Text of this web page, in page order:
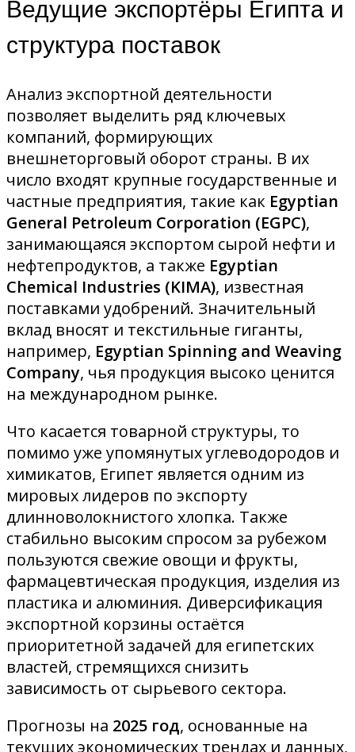
Ведущие экспортёры Египта и
структура поставок
Анализ экспортной деятельности
позволяет выделить ряд ключевых
компаний, формирующих
внешнеторговый оборот страны. В их
число входят крупные государственные и
частные предприятия, такие как Egyptian
General Petroleum Corporation (EGPC),
занимающаяся экспортом сырой нефти и
нефтепродуктов, а также Egyptian
Chemical Industries (KIMA), известная
поставками удобрений. Значительный
вклад вносят и текстильные гиганты,
например, Egyptian Spinning and Weaving
Company, чья продукция высоко ценится
на международном рынке.
Что касается товарной структуры, то
помимо уже упомянутых углеводородов и
химикатов, Египет является одним из
мировых лидеров по экспорту
длинноволокнистого хлопка. Также
стабильно высоким спросом за рубежом
пользуются свежие овощи и фрукты,
фармацевтическая продукция, изделия из
пластика и алюминия. Диверсификация
экспортной корзины остаётся
приоритетной задачей для египетских
властей, стремящихся снизить
зависимость от сырьевого сектора.
Прогнозы на 2025 год, основанные на
текущих экономических трендах и данных,